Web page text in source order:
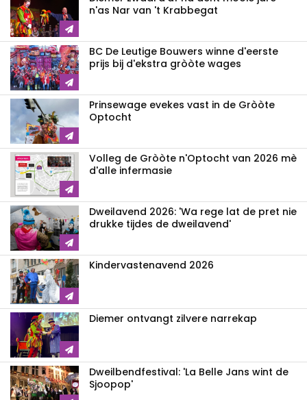
n'as Nar van 't Krabbegat
BC De Leutige Bouwers winne d'eerste
prijs bij d'ekstra gròòte wages
Prinsewage evekes vast in de Gròòte
Optocht
Volleg de Gròòte n'Optocht van 2026 mè
d'alle infermasie
Dweilavend 2026: 'Wa rege lat de pret nie
drukke tijdes de dweilavend'
Kindervastenavend 2026
Diemer ontvangt zilvere narrekap
Dweilbendfestival: 'La Belle Jans wint de
Sjoopop'